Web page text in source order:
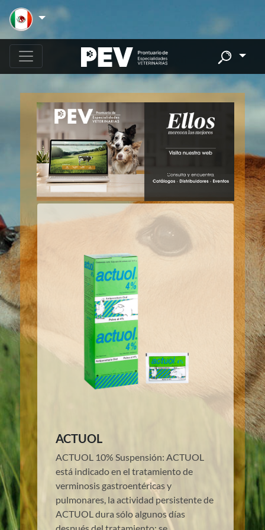
ACTUOL
ACTUOL 10% Suspensión: ACTUOL
está indicado en el tratamiento de
verminosis gastroentéricas y
pulmonares, la actividad persistente de
ACTUOL dura sólo algunos días